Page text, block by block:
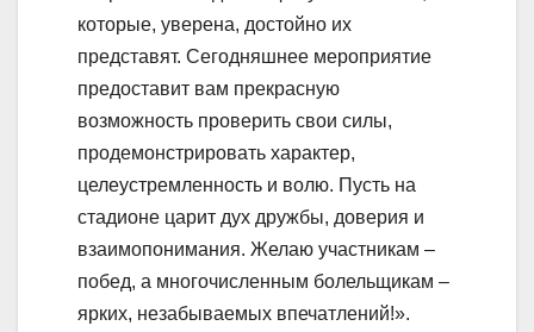
которые, уверена, достойно их
представят. Сегодняшнее мероприятие
предоставит вам прекрасную
возможность проверить свои силы,
продемонстрировать характер,
целеустремленность и волю. Пусть на
стадионе царит дух дружбы, доверия и
взаимопонимания. Желаю участникам –
побед, а многочисленным болельщикам –
ярких, незабываемых впечатлений!».